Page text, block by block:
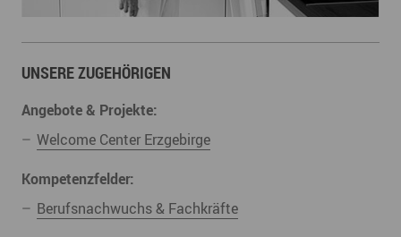
UNSERE ZUGEHÖRIGEN
Angebote & Projekte:
Welcome Center Erzgebirge
Kompetenzfelder:
Berufsnachwuchs & Fachkräfte